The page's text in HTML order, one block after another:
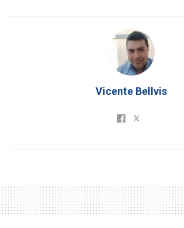
Vicente Bellvis